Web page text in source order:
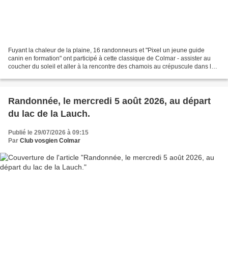
Fuyant la chaleur de la plaine, 16 randonneurs et "Pixel un jeune guide
canin en formation" ont participé à cette classique de Colmar - assister au
coucher du soleil et aller à la rencontre des chamois au crépuscule dans le
Randonnée, le mercredi 5 août 2026, au départ
du lac de la Lauch.
Publié le 29/07/2026 à 09:15
Par Club vosgien Colmar